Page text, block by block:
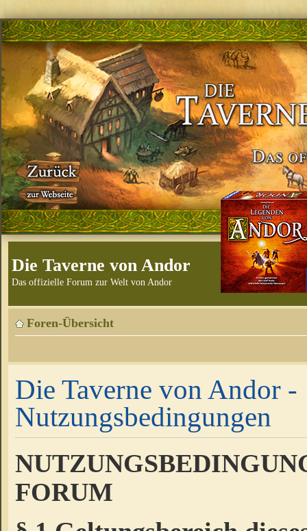
Die Taverne von Andor
Das offizielle Forum zur Welt von Andor
Foren-Übersicht
Die Taverne von Andor -
Nutzungsbedingungen
FORUM